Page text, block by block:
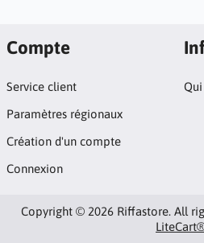
Compte
Service client
Paramètres régionaux
Création d'un compte
Connexion
Copyright © 2026 Riffastore. All